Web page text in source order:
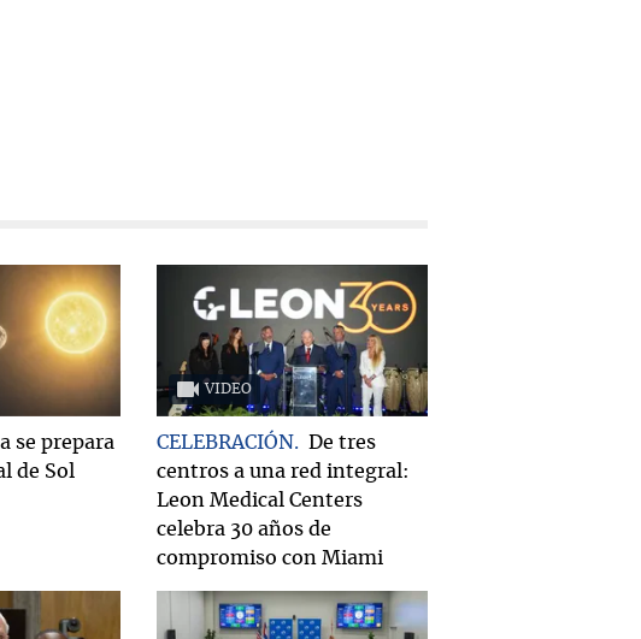
se prepara
de Sol
VIDEO
CELEBRACIÓN
De tres
centros a una red integral:
Leon Medical Centers
celebra 30 años de
compromiso con Miami